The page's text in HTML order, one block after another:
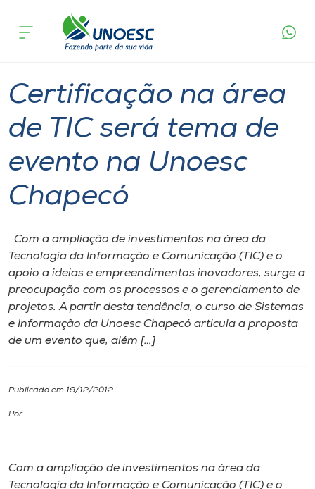
Cursos
Pesquisa
Atendimento ao Estudante
Portal de Ensino
A
Unoesc
Internacionalização
I.nova
Diplomados
CPA
acontece
Certificação na área
de TIC será tema de
evento na Unoesc
Chapecó
Com a ampliação de investimentos na área da
Tecnologia da Informação e Comunicação (TIC) e o
apoio a ideias e empreendimentos inovadores, surge a
preocupação com os processos e o gerenciamento de
projetos. A partir desta tendência, o curso de Sistemas
e Informação da Unoesc Chapecó articula a proposta
de um evento que, além […]
Publicado em 19/12/2012
Por
Com a ampliação de investimentos na área da
Tecnologia da Informação e Comunicação (TIC) e o